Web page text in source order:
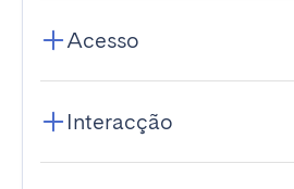
Acesso
Interacção